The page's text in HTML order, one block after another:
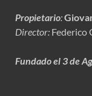
Propietario:
Director: Federico
Fundado el 3 de